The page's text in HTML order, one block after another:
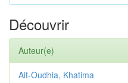
Découvrir
Auteur(e)
Ait-Oudhia, Khatima